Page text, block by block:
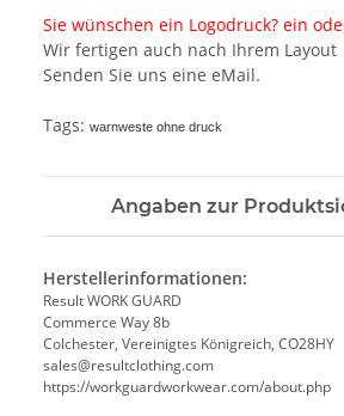
Sie wünschen ein Logodruck? ein
Wir fertigen auch nach Ihrem Layout
Senden Sie uns eine eMail.
Tags: warnweste ohne druck
Angaben zur
Herstellerinformationen:
Result WORK GUARD
Commerce Way 8b
Colchester, Vereinigtes Königreich, CO28HY
sales@resultclothing.com
https://workguardworkwear.com/about.php